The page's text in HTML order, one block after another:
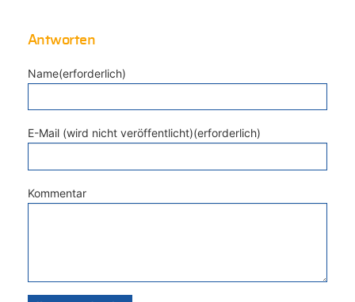
Antworten
Name(erforderlich)
E-Mail (wird nicht veröffentlicht)(erforderlich)
Kommentar